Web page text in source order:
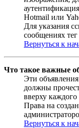
Hotmail или
Для указания
сообщениях
Вернуться к
Что такое важные
Эти
должны
вверху
Права на
Вернуться к